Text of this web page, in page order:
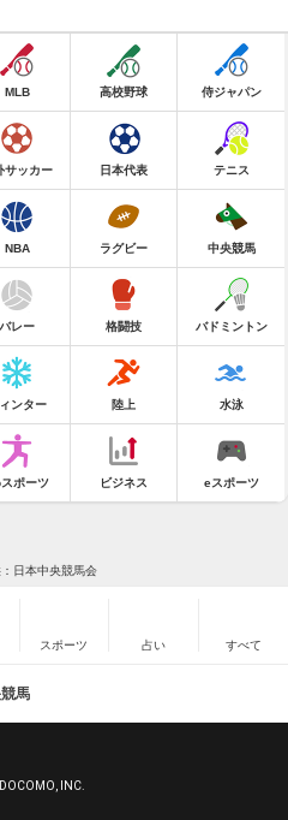
MLB 高校野球 侍ジャパン
サッカー 日本代表 テニス
NBA ラグビー 中央競馬
バレー 格闘技 バドミントン
ンター 陸上 水泳
ポーツ ビジネス eスポーツ
日本中央競馬会
スポーツ 占い すべて
馬
INC.